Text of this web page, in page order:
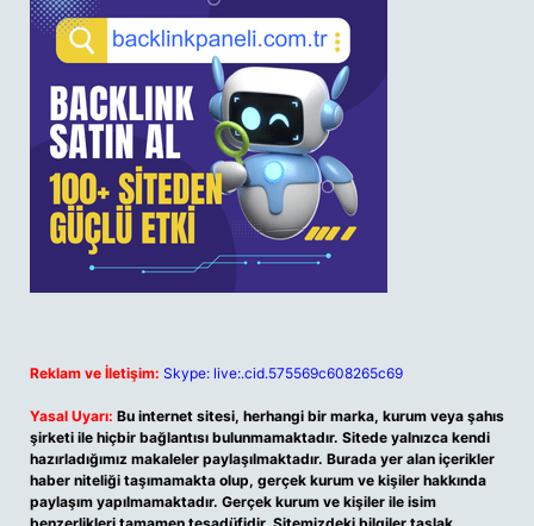
Reklam ve İletişim: Skype: live:.cid.575569c608265c69
Yasal Uyarı: Bu internet sitesi, herhangi bir marka, kurum veya şahıs
şirketi ile hiçbir bağlantısı bulunmamaktadır. Sitede yalnızca kendi
hazırladığımız makaleler paylaşılmaktadır. Burada yer alan içerikler
haber niteliği taşımamakta olup, gerçek kurum ve kişiler hakkında
paylaşım yapılmamaktadır. Gerçek kurum ve kişiler ile isim